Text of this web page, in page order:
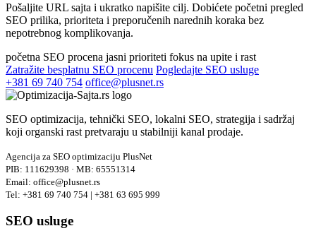
Pošaljite URL sajta i ukratko napišite cilj. Dobićete početni pregled
SEO prilika, prioriteta i preporučenih narednih koraka bez
nepotrebnog komplikovanja.
početna SEO procena jasni prioriteti fokus na upite i rast
Zatražite besplatnu SEO procenu Pogledajte SEO usluge
+381 69 740 754 office@plusnet.rs
SEO optimizacija, tehnički SEO, lokalni SEO, strategija i sadržaj
koji organski rast pretvaraju u stabilniji kanal prodaje.
Agencija za SEO optimizaciju PlusNet
PIB: 111629398 · MB: 65551314
Email: office@plusnet.rs
Tel: +381 69 740 754 | +381 63 695 999
SEO usluge